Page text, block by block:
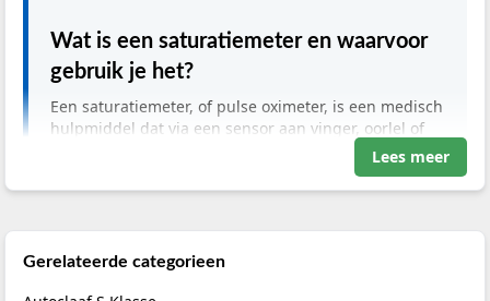
Gerelateerde categorieen
Wat is een saturatiemeter en waarvoor
gebruik je het?
Een saturatiemeter, of pulse oximeter, is een medisch
hulpmiddel dat via een sensor aan vinger, oorlel of
teen de perifere zuurstofsaturatie (SpO2) en
hartfrequentie meet. Je gebruikt een saturatiemeter
bij benauwdheid, dyspneu, longziekten,
beademingstherapie om de zuurstofvoorziening snel
en continu te beoordelen.
Lees meer